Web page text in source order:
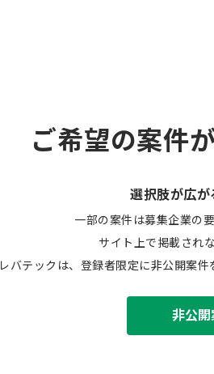
ご希望の案件
選択肢が広が
一部の案件は募集企業の
サイト上で掲載され
レバテックは、登録者限定に非公開案
非公